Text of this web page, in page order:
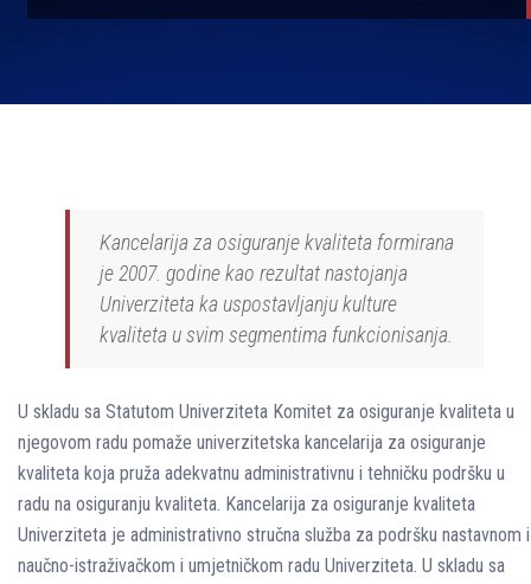
Kancelarija za osiguranje kvaliteta formirana
je 2007. godine kao rezultat nastojanja
Univerziteta ka uspostavljanju kulture
kvaliteta u svim segmentima funkcionisanja.
U skladu sa Statutom Univerziteta Komitet za osiguranje kvaliteta u
njegovom radu pomaže univerzitetska kancelarija za osiguranje
kvaliteta koja pruža adekvatnu administrativnu i tehničku podršku u
radu na osiguranju kvaliteta. Kancelarija za osiguranje kvaliteta
Univerziteta je administrativno stručna služba za podršku nastavnom i
naučno-istraživačkom i umjetničkom radu Univerziteta. U skladu sa